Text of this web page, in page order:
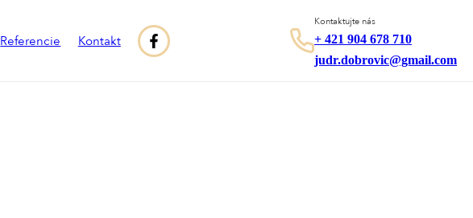
Referencie Kontakt
Kontaktujte nás
+ 421 904 678 710
judr.dobrovic@gmail.com